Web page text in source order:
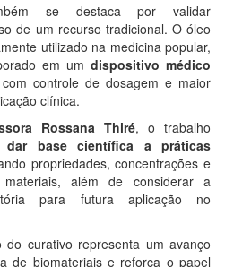
se destaca por validar
de um recurso tradicional. O óleo
utilizado na medicina popular,
em um dispositivo médico
controle de dosagem e maior
clínica.
Rossana Thiré, o trabalho
dar base científica a práticas
propriedades, concentrações e
materiais, além de considerar a
para futura aplicação no
do curativo representa um avanço
de biomateriais e reforça o papel